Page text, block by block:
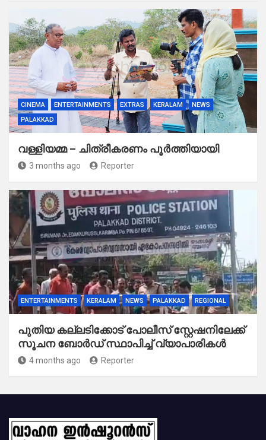
CINEMA ENTERTAINMENTS EXTRAS KERALAM
NEWS
PALAKKAD
വള്ളിയമ്മ – ചിത്രീകരണം പൂർത്തിയായി
3 months ago Reporter
ENTERTAINMENTS KERALAM NEWS PALAKKAD REGIONAL
പുതിയ കല്ലടിക്കോട് പോലീസ് സ്റ്റേഷനിലേക്ക്
സൂചന ബോർഡ് സ്ഥാപിച്ച് വ്യാപാരികൾ
4 months ago Reporter